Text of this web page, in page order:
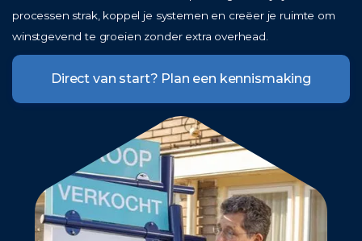
processen strak, koppel je systemen en creëer je ruimte om
winstgevend te groeien zonder extra overhead.
Direct van start? Plan een kennismaking